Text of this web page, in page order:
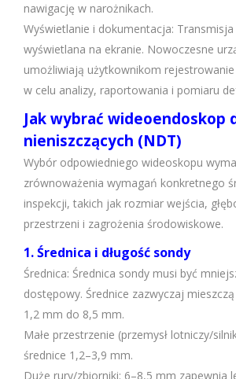
nawigację w narożnikach.
Wyświetlanie i dokumentacja:
wyświetlana na ekranie. Nowoczesne
umożliwiają użytkownikom
w celu analizy, raportowania i pomiaru
Jak wybrać wideoendoskop
nieniszczących (NDT)
Wybór odpowiedniego wideoskopu
zrównoważenia wymagań konkretnego
inspekcji, takich jak rozmiar wejścia,
przestrzeni i zagrożenia środowiskowe.
1. Średnica i długość sondy
Średnica: Średnica sondy musi być
dostępowy. Średnice zazwyczaj
1,2 mm do 8,5 mm.
Małe przestrzenie (przemysł lotniczy/
średnice 1,2–3,9 mm.
Duże rury/zbiorniki: 6–8,5 mm zapewnia